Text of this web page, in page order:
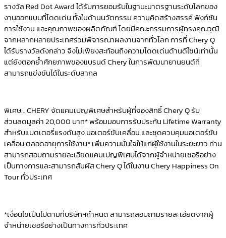
รางวัล Red Dot Award ได้รับการยอมรับในฐานะมาตรฐานระดับโลกของ
งานออกแบบที่โดดเด่น ทั้งในด้านนวัตกรรม ความคิดสร้างสรรค์ ฟังก์ชัน
การใช้งาน และคุณภาพของผลิตภัณฑ์ โดยมีคณะกรรมการผู้ทรงคุณวุฒิ
จากหลากหลายประเทศร่วมพิจารณาผลงานจากทั่วโลก การที่ Chery Q
ได้รับรางวัลดังกล่าว จึงไม่เพียงสะท้อนถึงความโดดเด่นด้านดีไซน์เท่านั้น
แต่ยังตอกย้ำศักยภาพของแบรนด์ Chery ในการพัฒนายานยนต์ที่
สามารถแข่งขันได้ในระดับสากล
พิเศษ… CHERY จัดแคมเปญพิเศษสำหรับผู้ที่จองสิทธิ์ Chery Q รับ
ส่วนลดมูลค่า 20,000 บาท* พร้อมมอบการรับประกัน Lifetime Warranty
สำหรับแบตเตอรี่แรงดันสูง มอเตอร์ขับเคลื่อน และชุดควบคุมมอเตอร์ขับ
เคลื่อน ตลอดอายุการใช้งาน* เพิ่มความมั่นใจให้แก่ผู้ใช้งานในระยะยาว ท่าน
สามารถสอบถามรายละเอียดแคมเปญพิเศษได้จากผู้จำหน่ายเชอรีอย่าง
เป็นทางการและสามารถสัมผัส Chery Q ได้ในงาน Chery Happiness On
Tour ทั่วประเทศ
*เงื่อนไขเป็นไปตามที่บริษัทฯกำหนด สามารถสอบถามรายละเอียดจากผู้
จำหน่ายเชอรีอย่างเป็นทางการทั่วประเทศ